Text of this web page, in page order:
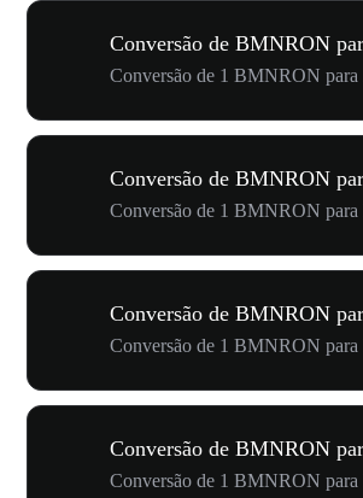
Conversão de BMNRON
Conversão de BMNRON
Conversão de 1 BMNRON
Conversão de BMNRON
Conversão de 1 BMNRON
Conversão de BMNRON
Conversão de 1 BMNRON